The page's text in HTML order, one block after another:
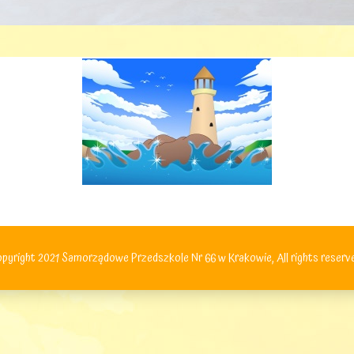
2021 Samorządowe Przedszkole Nr 66 w Krakowie, All rights